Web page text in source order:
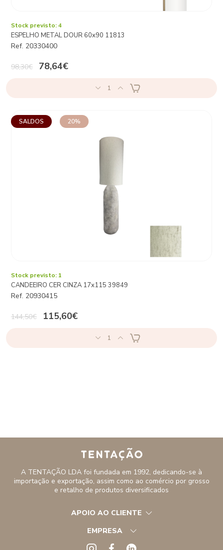
Stock previsto: 4
ESPELHO METAL DOUR 60x90 11813
Ref. 20330400
98,30€ 78,64€
1
SALDOS 20%
Stock previsto: 1
CANDEEIRO CER CINZA 17x115 39849
Ref. 20930415
144,50€ 115,60€
1
A TENTAÇÃO LDA foi fundada em 1992, dedicando-se à
importação e exportação, assim como ao comércio por grosso
e retalho de produtos diversificados
APOIO AO CLIENTE
EMPRESA